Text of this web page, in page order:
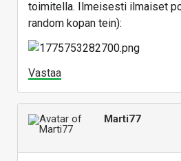
toimitella. Ilmeisesti ilmaiset
random kopan tein):
Vastaa
Marti77